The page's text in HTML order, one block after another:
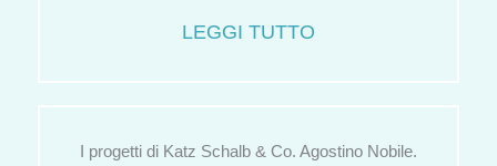
LEGGI TUTTO
I progetti di Katz Schalb & Co. Agostino Nobile.